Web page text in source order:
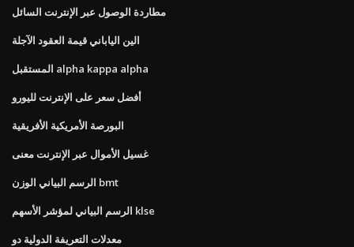
مطاردة الوصول عبر الإنترنت السائل
الين الياباني قيمة العقود الآجلة
المستقبل alpha kappa alpha
أفضل سعر على الإنترنت لليورو
البورصة الأمريكية الأفريقية
غسيل الأموال عبر الإنترنت معنى
الرسم البياني الوزن bmt
الرسم البياني لمؤشر الأسهم klse
معدلات التعريفة الدولية دو